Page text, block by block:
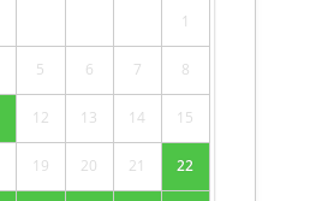
1
5 6 7 8
12 13 14 15
19 20 21 22